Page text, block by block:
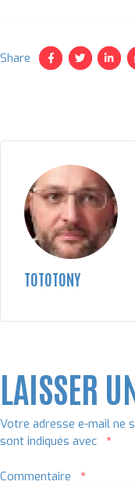
Share
TOTOTONY
LAISSER
Votre adresse e-mail ne
sont indiqués avec
*
Commentaire *